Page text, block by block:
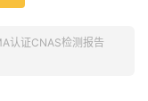
认证CNAS检测报告